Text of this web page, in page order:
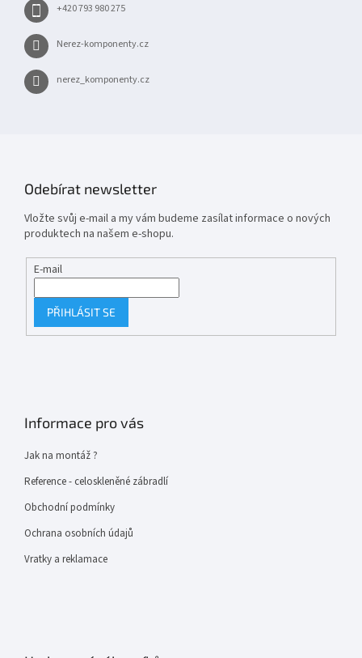
+420 793 980 275
Nerez-komponenty.cz
nerez_komponenty.cz
Odebírat newsletter
Vložte svůj e-mail a my vám budeme zasílat informace o nových
produktech na našem e-shopu.
E-mail
PŘIHLÁSIT SE
Informace pro vás
Jak na montáž ?
Reference - celoskleněné zábradlí
Obchodní podmínky
Ochrana osobních údajů
Vratky a reklamace